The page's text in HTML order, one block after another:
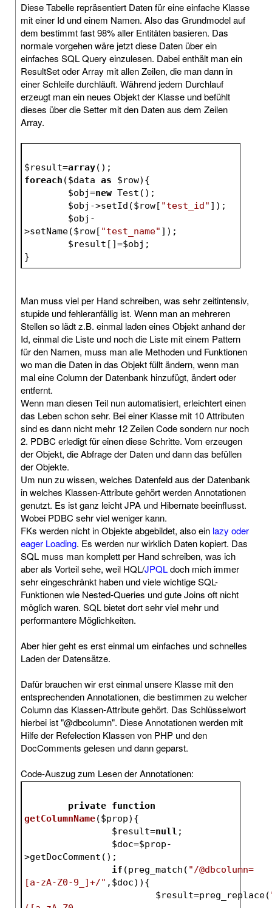
Diese Tabelle repräsentiert Daten für eine einfache Klasse
mit einer Id und einem Namen. Also das Grundmodel auf
dem bestimmt fast 98% aller Entitäten basieren. Das
normale vorgehen wäre jetzt diese Daten über ein
einfaches SQL Query einzulesen. Dabei enthält man ein
ResultSet oder Array mit allen Zeilen, die man dann in
einer Schleife durchläuft. Während jedem Durchlauf
erzeugt man ein neues Objekt der Klasse und befühlt
dieses über die Setter mit den Daten aus dem Zeilen
Array.
$result=array();
foreach ($data as $row){
$obj=new Test();
$obj ->setId($row[ "test_id" ]);
$obj -
>setName($row[ "test_name" ]);
$result []=$obj ;
}
Man muss viel per Hand schreiben, was sehr zeitintensiv,
stupide und fehleranfällig ist. Wenn man an mehreren
Stellen so lädt z.B. einmal laden eines Objekt anhand der
Id, einmal die Liste und noch die Liste mit einem Pattern
für den Namen, muss man alle Methoden und Funktionen
wo man die Daten in das Objekt füllt ändern, wenn man
mal eine Column der Datenbank hinzufügt, ändert oder
entfernt.
Wenn man diesen Teil nun automatisiert, erleichtert einen
das Leben schon sehr. Bei einer Klasse mit 10 Attributen
sind es dann nicht mehr 12 Zeilen Code sondern nur noch
2. PDBC erledigt für einen diese Schritte. Vom erzeugen
der Objekt, die Abfrage der Daten und dann das befüllen
der Objekte.
Um nun zu wissen, welches Datenfeld aus der Datenbank
in welches Klassen-Attribute gehört werden Annotationen
genutzt. Es ist ganz leicht JPA und Hibernate beeinflusst.
Wobei PDBC sehr viel weniger kann.
FKs werden nicht in Objekte abgebildet, also ein lazy oder
eager Loading. Es werden nur wirklich Daten kopiert. Das
SQL muss man komplett per Hand schreiben, was ich
aber als Vorteil sehe, weil HQL/JPQLdoch mich immer
sehr eingeschränkt haben und viele wichtige SQL-
Funktionen wie Nested-Queries und gute Joins oft nicht
möglich waren. SQL bietet dort sehr viel mehr und
performantere Möglichkeiten.
Aber hier geht es erst einmal um einfaches und schnelles
Laden der Datensätze.
Dafür brauchen wir erst einmal unsere Klasse mit den
entsprechenden Annotationen, die bestimmen zu welcher
Column das Klassen-Attribute gehört. Das Schlüsselwort
hierbei ist "@dbcolumn". Diese Annotationen werden mit
Hilfe der Refelection Klassen von PHP und den
DocComments gelesen und dann geparst.
Code-Auszug zum Lesen der Annotationen:
private function
getColumnName($prop) {
$result=null ;
$doc=$prop-
>getDocComment();
if (preg_match( "/@dbcolumn=
[a-zA-Z0-9_]+/" , $doc)){
$result=preg_replace(